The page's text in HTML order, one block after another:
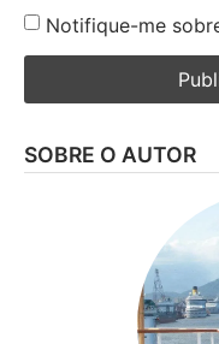
Notifique-me
SOBRE O AUTOR